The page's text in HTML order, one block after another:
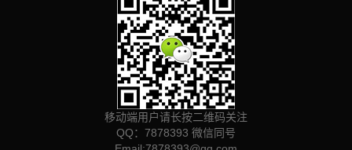
移动端用户请长按二维码关注
QQ：7878393 微信同号